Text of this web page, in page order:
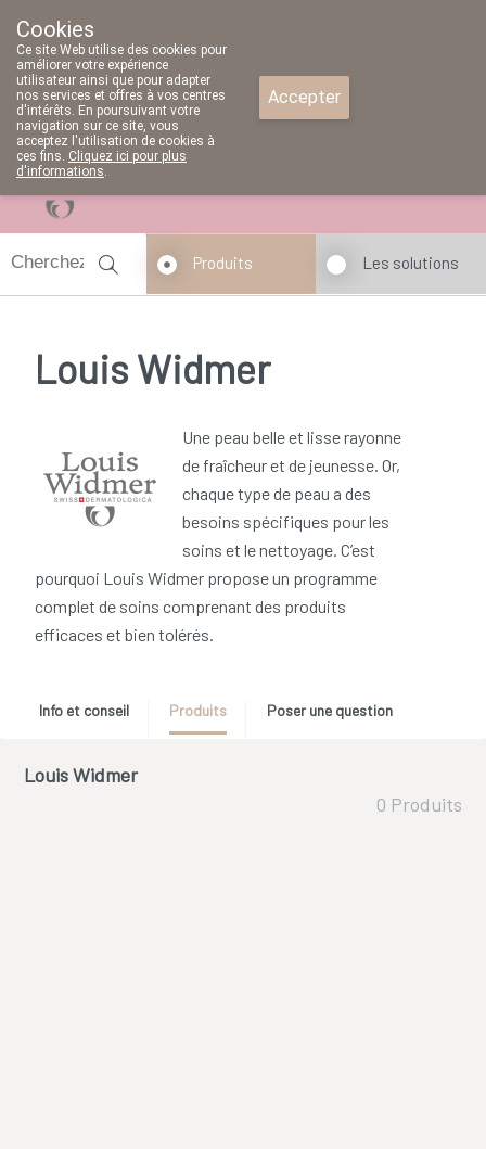
fermé
Produits Les solutions
Louis Widmer
Une peau belle et lisse rayonne
de fraîcheur et de jeunesse. Or,
chaque type de peau a des
besoins spécifiques pour les
soins et le nettoyage. C’est
pourquoi Louis Widmer propose un programme
complet de soins comprenant des produits
efficaces et bien tolérés.
Info et conseil Produits Poser une question
Louis Widmer
0 Produits
Cookies
Ce site Web utilise des cookies pour
améliorer votre expérience
utilisateur ainsi que pour adapter
nos services et offres à vos centres
d'intérêts. En poursuivant votre
navigation sur ce site, vous
acceptez l'utilisation de cookies à
ces fins. Cliquez ici pour plus
d'informations.
Accepter